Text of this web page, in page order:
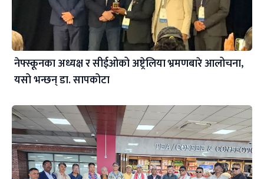
नेफ्स्कूनका अध्यक्ष र सीईओको अष्ट्रेलिया भ्रमणबारे आलोचना,
यसो भन्छन् डा‍. सापकोटा